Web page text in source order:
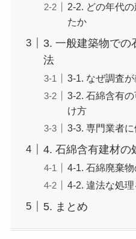
2-2. どの年代
たか
3. 一般建築物での
法
3-1. なぜ調査
3-2. 石綿含有
け方
3-3. 専門業者
4. 石綿含有建材の
4-1. 石綿廃棄
4-2. 違法な処
5. まとめ